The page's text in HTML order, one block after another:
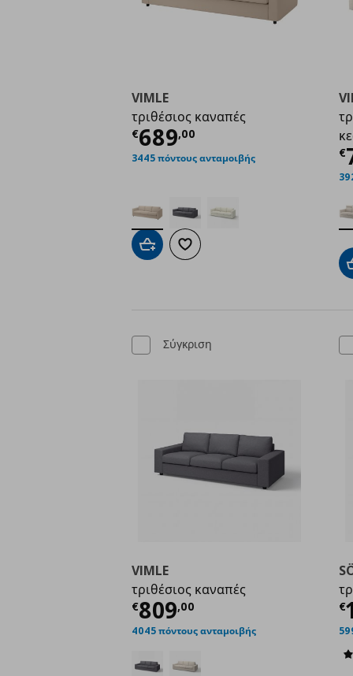
VIMLE
τριθέσιος καναπές
€689,00
Τρέχουσα τιμή €
3445 πόντους ανταμοιβής
Προσθήκη στο καλάθι
Προσθήκη στα αγαπημένα
€
Σύγκριση
VIMLE
τριθέσιος καναπές
€809,00
Τρέχουσα τιμή €
4045 πόντους ανταμοιβής
€